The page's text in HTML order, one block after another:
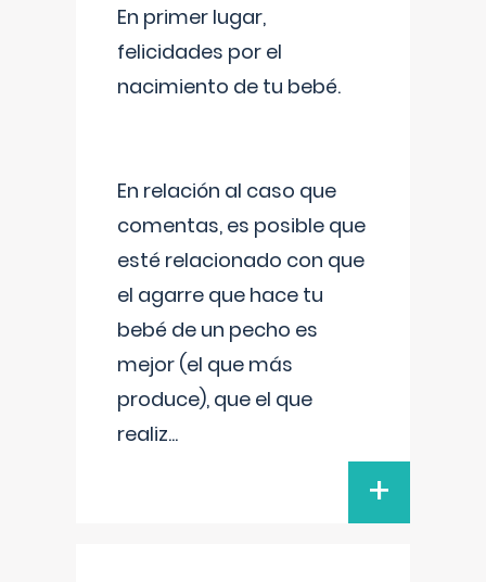
En primer lugar,
felicidades por el
nacimiento de tu bebé.
En relación al caso que
comentas, es posible que
esté relacionado con que
el agarre que hace tu
bebé de un pecho es
mejor (el que más
produce), que el que
realiz...
+